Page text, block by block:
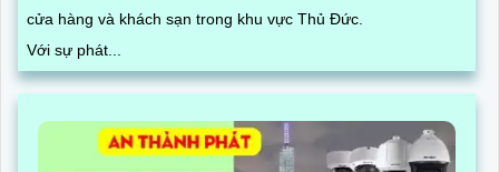
cửa hàng và khách sạn trong khu vực Thủ Đức.
Với sự phát...